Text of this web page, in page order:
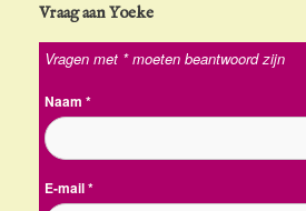
Vraag aan Yoeke
Vragen met * moeten beantwoord zijn
Naam *
E-mail*